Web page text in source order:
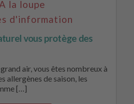
A la loupe
d'information
vous protège des
air, vous êtes nombreux à
allergènes de saison, les
[…]